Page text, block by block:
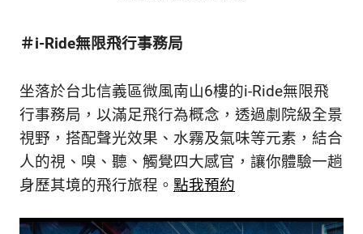
＃i-Ride無限飛行事務局
坐落於台北信義區微風南山6樓的i-Ride無限飛
行事務局，以滿足飛行為概念，透過劇院級全景
視野，搭配聲光效果、水霧及氣味等元素，結合
人的視、嗅、聽、觸覺四大感官，讓你體驗一趟
身歷其境的飛行旅程。 點我預約